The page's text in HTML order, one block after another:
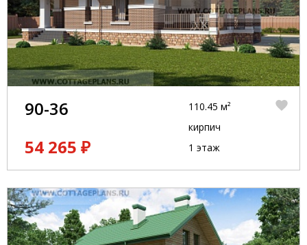
90-36
54 265 ₽
110.45 м²
кирпич
1 этаж